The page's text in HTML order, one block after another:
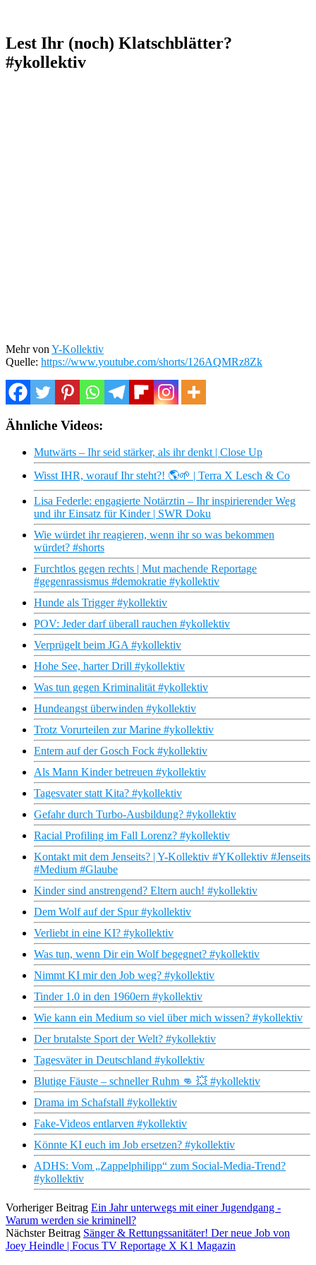
Lest Ihr (noch) Klatschblätter?
#ykollektiv
Mehr von Y-Kollektiv
Quelle: https://www.youtube.com/shorts/126AQMRz8Zk
Ähnliche Videos:
Mutwärts – Ihr seid stärker, als ihr denkt | Close Up
Wisst IHR, worauf Ihr steht?! 🌎🌱 | Terra X Lesch & Co
Lisa Federle: engagierte Notärztin – Ihr inspirierender Weg
und ihr Einsatz für Kinder | SWR Doku
Wie würdet ihr reagieren, wenn ihr so was bekommen
würdet? #shorts
Furchtlos gegen rechts | Mut machende Reportage
#gegenrassismus #demokratie #ykollektiv
Hunde als Trigger #ykollektiv
POV: Jeder darf überall rauchen #ykollektiv
Verprügelt beim JGA #ykollektiv
Hohe See, harter Drill #ykollektiv
Was tun gegen Kriminalität #ykollektiv
Hundeangst überwinden #ykollektiv
Trotz Vorurteilen zur Marine #ykollektiv
Entern auf der Gosch Fock #ykollektiv
Als Mann Kinder betreuen #ykollektiv
Tagesvater statt Kita? #ykollektiv
Gefahr durch Turbo-Ausbildung? #ykollektiv
Racial Profiling im Fall Lorenz? #ykollektiv
Kontakt mit dem Jenseits? | Y-Kollektiv #YKollektiv #Jenseits
#Medium #Glaube
Kinder sind anstrengend? Eltern auch! #ykollektiv
Dem Wolf auf der Spur #ykollektiv
Verliebt in eine KI? #ykollektiv
Was tun, wenn Dir ein Wolf begegnet? #ykollektiv
Nimmt KI mir den Job weg? #ykollektiv
Tinder 1.0 in den 1960ern #ykollektiv
Wie kann ein Medium so viel über mich wissen? #ykollektiv
Der brutalste Sport der Welt? #ykollektiv
Tagesväter in Deutschland #ykollektiv
Blutige Fäuste – schneller Ruhm 👊 💥 #ykollektiv
Drama im Schafstall #ykollektiv
Fake-Videos entlarven #ykollektiv
Könnte KI euch im Job ersetzen? #ykollektiv
ADHS: Vom „Zappelphilipp“ zum Social-Media-Trend?
#ykollektiv
Vorheriger Beitrag Ein Jahr unterwegs mit einer Jugendgang -
Warum werden sie kriminell?
Nächster Beitrag Sänger & Rettungssanitäter! Der neue Job von
Joey Heindle | Focus TV Reportage X K1 Magazin